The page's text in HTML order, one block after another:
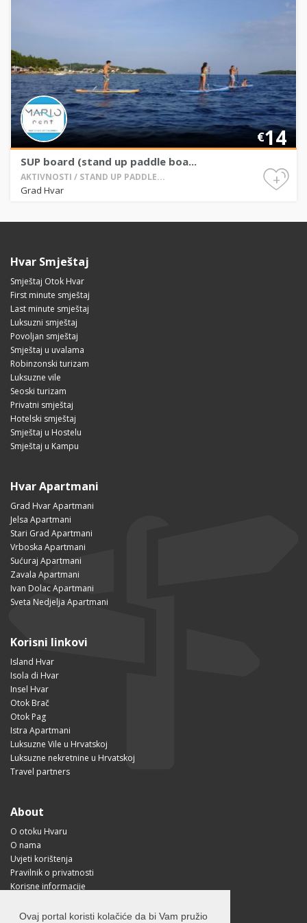
Ovaj portal koristi kolačiće da bi Vam pružio
€14
SUP board (stand up paddle boa...
AKTIVNOSTI / STAND UP PADDLE...
Grad Hvar
+
Hvar Smještaj
Smještaj Otok Hvar
First minute smještaj
Last minute smještaj
Luksuzni smještaj
Povoljan smještaj
Smještaj u uvalama
Robinzonski turizam
Luksuzne vile
Seoski turizam
Privatni smještaj
Hotelski smještaj
Smještaj u Hostelu
Smještaj u Kampu
Hvar Apartmani
Grad Hvar Apartmani
Jelsa Apartmani
Stari Grad Apartmani
Vrboska Apartmani
Sućuraj Apartmani
Zavala Apartmani
Ivan Dolac Apartmani
Sveta Nedjelja Apartmani
Korisni linkovi
Island Hvar
Isola di Hvar
Insel Hvar
Otok Brač
Otok Pag
Istra Apartmani
Luksuzne Vile u Hrvatskoj
Luksuzne nekretnine u Hrvatskoj
Travel partners
About
O otoku Hvaru
O nama
Uvjeti korištenja
Pravilnik o privatnosti
Korisne informacije
Free Mobile App